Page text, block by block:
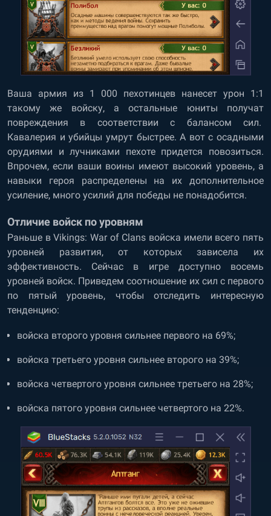
Ваша армия из 1 000 пехотинцев нанесет урон 1:1
такому же войску, а остальные юниты получат
повреждения в соответствии с балансом сил.
Кавалерия и убийцы умрут быстрее. А вот с осадными
орудиями и лучниками пехоте придется повозиться.
Впрочем, если ваши воины имеют высокий уровень, а
навыки героя распределены на их дополнительное
усиление, много усилий для победы не понадобится.
Отличие войск по уровням
Раньше в Vikings: War of Clans войска имели всего пять
уровней развития, от которых зависела их
эффективность. Сейчас в игре доступно восемь
уровней войск. Приведем соотношение их сил с первого
по пятый уровень, чтобы отследить интересную
тенденцию:
войска второго уровня сильнее первого на 69%;
войска третьего уровня сильнее второго на 39%;
войска четвертого уровня сильнее третьего на 28%;
войска пятого уровня сильнее четвертого на 22%.